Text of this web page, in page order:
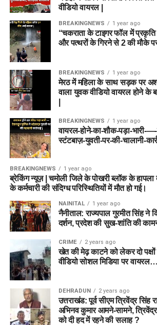
वीडियो वायरल |
BREAKINGNEWS 1 year ago
“चकराता के टाइगर फॉल में
और पत्थरों के गिरने से 2 की मौके
BREAKINGNEWS 1 year ago
मेरठ में महिला के साथ सड़क पर
वाला युवक वीडियो वायरल होने के
BREAKINGNEWS 1 year ago
वायरल-होने-का-शौक-पड़ा-भारी-
स्टंटबाज़-युवती-पर-की-चालानी-
BREAKINGNEWS 1 year ago
ब्रेकिंग न्यूज़ | चमोली जिले के पोखरी ब्लॉक के हापला
के कर्मचारी की संदिग्ध परिस्थितियों में मौत हो गई।
NAINITAL 1 year ago
नैनीताल: राज्यपाल गुरमीत सिंह ने
दर्शन, प्रदेश की सुख-शांति की
CRIME 2 years ago
खेत की मेढ़ काटने को लेकर दो
वीडियो सोशल मिडिया पर
DEHRADUN 2 years ago
उत्तराखंड: पूर्व सीएम त्रिवेंद्र सिंह
अभिनव कुमार आमने-सामने,
को दी हद में रहने की सलाह ?